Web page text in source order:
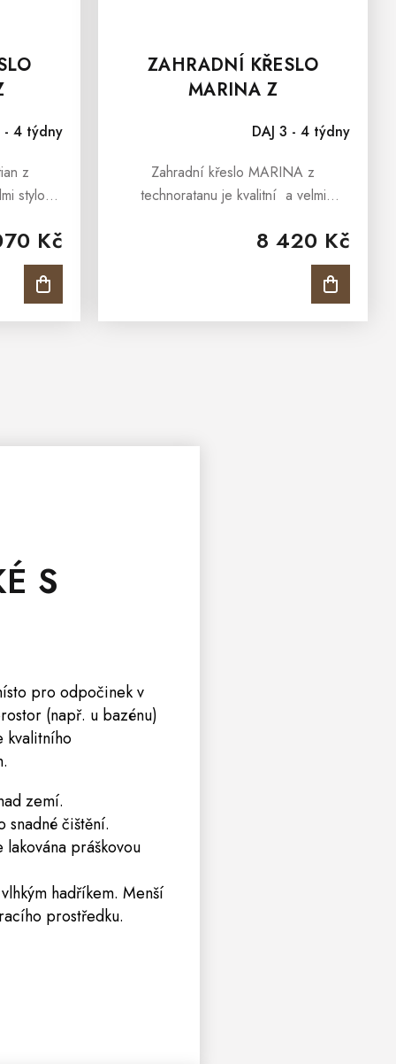
- 4 týdny
Kč
z
stylové
terasy,
ZAHRADNÍ KŘESLO
MARINA Z
DAJ 3 - 4 týdny
8 420 Kč
Zahradní křeslo MARINA z
technoratanu je kvalitní a velmi
terasy, pergoly i pro
zimní zahrady. Díky inovativnímu
S
pro odpočinek v
(např. u bazénu)
kvalitního
zemí.
snadné čištění.
práškovou
hadříkem. Menší
prostředku.